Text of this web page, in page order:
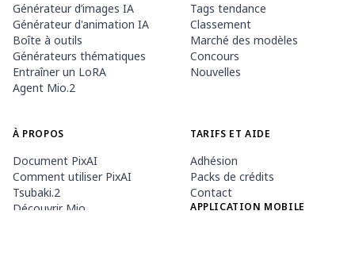
Générateur d’images IA
Générateur d'animation IA
Boîte à outils
Générateurs thématiques
Entraîner un LoRA
Agent Mio.2
Tags tendance
Classement
Marché des modèles
Concours
Nouvelles
À PROPOS
Document PixAI
Comment utiliser PixAI
Tsubaki.2
Découvrir Mio
TARIFS ET AIDE
Adhésion
Packs de crédits
Contact
APPLICATION MOBILE